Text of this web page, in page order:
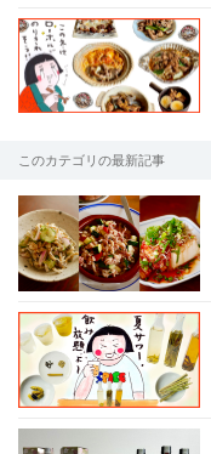
このカテゴリの最新記事